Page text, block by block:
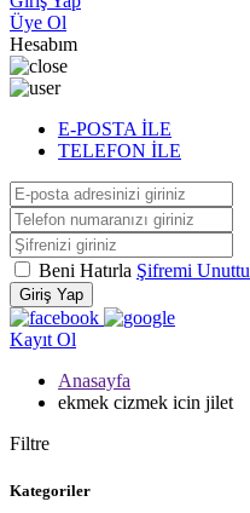
Üye Ol
Hesabım
E-POSTA İLE
TELEFON İLE
Beni Hatırla Şifremi
Giriş Yap
Kayıt Ol
Anasayfa
ekmek cizmek icin jilet
Filtre
Kategoriler